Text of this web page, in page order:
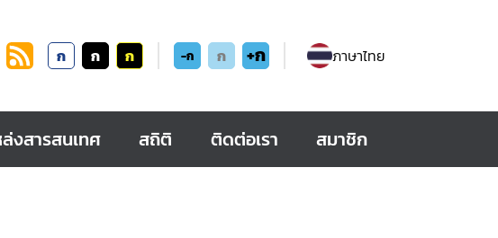
ก ก ก -ก ก +ก ภาษาไทย
งสารสนเทศ สถิติ ติดต่อเรา สมาชิก